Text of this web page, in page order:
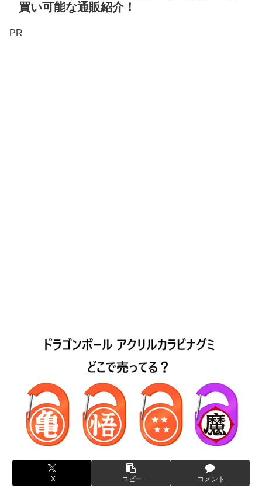
買い可能な通販紹介！
PR
X コピー コメント